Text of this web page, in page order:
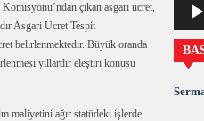
çıkan asgari ücret,
Asgari Ücret Tespit
belirlenmektedir. Büyük oranda
yıllardır eleştiri konusu
maliyetini ağır statüdeki işlerde
oynatıcı